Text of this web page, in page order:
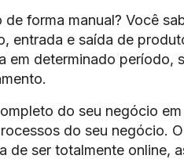
forma manual? Você
entrada e saída de
em determinado período,
do seu negócio
do seu negócio. O
de ser totalmente online,